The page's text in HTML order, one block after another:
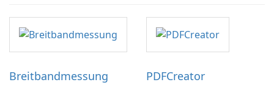
Breitbandmessung PDFCreator